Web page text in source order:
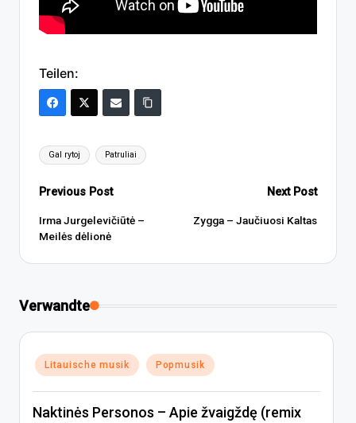
Teilen:
Tags:
Gal rytoj Patruliai
Post
navigation
Previous Post
Irma Jurgelevičiūtė –
Meilės dėlionė
Next Post
Zygga – Jaučiuosi Kaltas
Verwandte
Posted
in
Litauische musik Popmusik
Naktinės Personos – Apie žvaigždę (remix